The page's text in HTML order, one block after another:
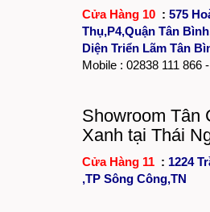
Cửa Hàng 10 : 575
Thụ,P4,Quận Tân
Diện Triển Lãm Tân
Mobile : 02838 111 866
Showroom Tân
Xanh tại Thái
Cửa Hàng 11 : 1224
,TP Sông Công,TN